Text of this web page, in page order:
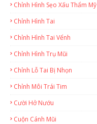
Chỉnh Hình Sẹo Xấu Thẩm Mỹ
Chỉnh Hình Tai
Chỉnh Hình Tai Vểnh
Chỉnh Hình Trụ Mũi
Chỉnh Lỗ Tai Bị Nhọn
Chỉnh Môi Trái Tim
Cười Hở Nướu
Cuộn Cánh Mũi